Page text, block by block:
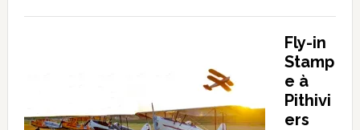
Fly-in
Stamp
e à
Pithivi
ers